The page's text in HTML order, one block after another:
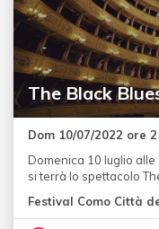
The Black
Dom 10/07/2022 ore
Domenica 10 luglio alle
si terrà lo spettacolo
Festival Como Città